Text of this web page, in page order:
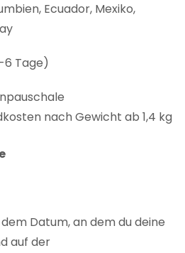
Ecuador, Mexiko,
6 Tage)
nach Gewicht ab 1,4 kg
Datum, an dem du deine
auf der